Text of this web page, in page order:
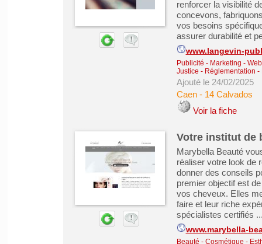
renforcer la visibilité
concevons,
vos besoins
assurer durabilité et
www.langevin-
Publicité - Marketing -
Justice - Réglementation -
Ajouté le 24/02/2025
Caen- 14 Calvados
Voir la fiche
Votre institut de
Marybella Beauté
réaliser votre look de
donner des conseils
premier objectif est
vos cheveux. Elles
faire et leur riche
spécialistes certifiés
www.marybella-
Beauté - Cosmétique -